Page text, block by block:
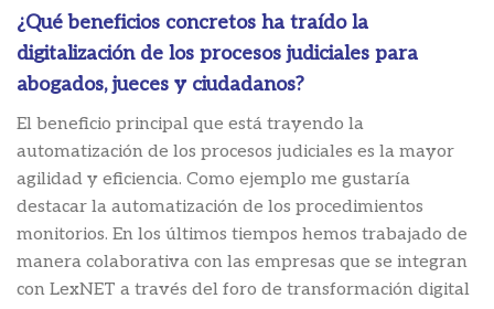
¿Qué beneficios concretos ha traído la
digitalización de los procesos judiciales para
abogados, jueces y ciudadanos?
El beneficio principal que está trayendo la
automatización de los procesos judiciales es la mayor
agilidad y eficiencia. Como ejemplo me gustaría
destacar la automatización de los procedimientos
monitorios. En los últimos tiempos hemos trabajado de
manera colaborativa con las empresas que se integran
con LexNET a través del foro de transformación digital